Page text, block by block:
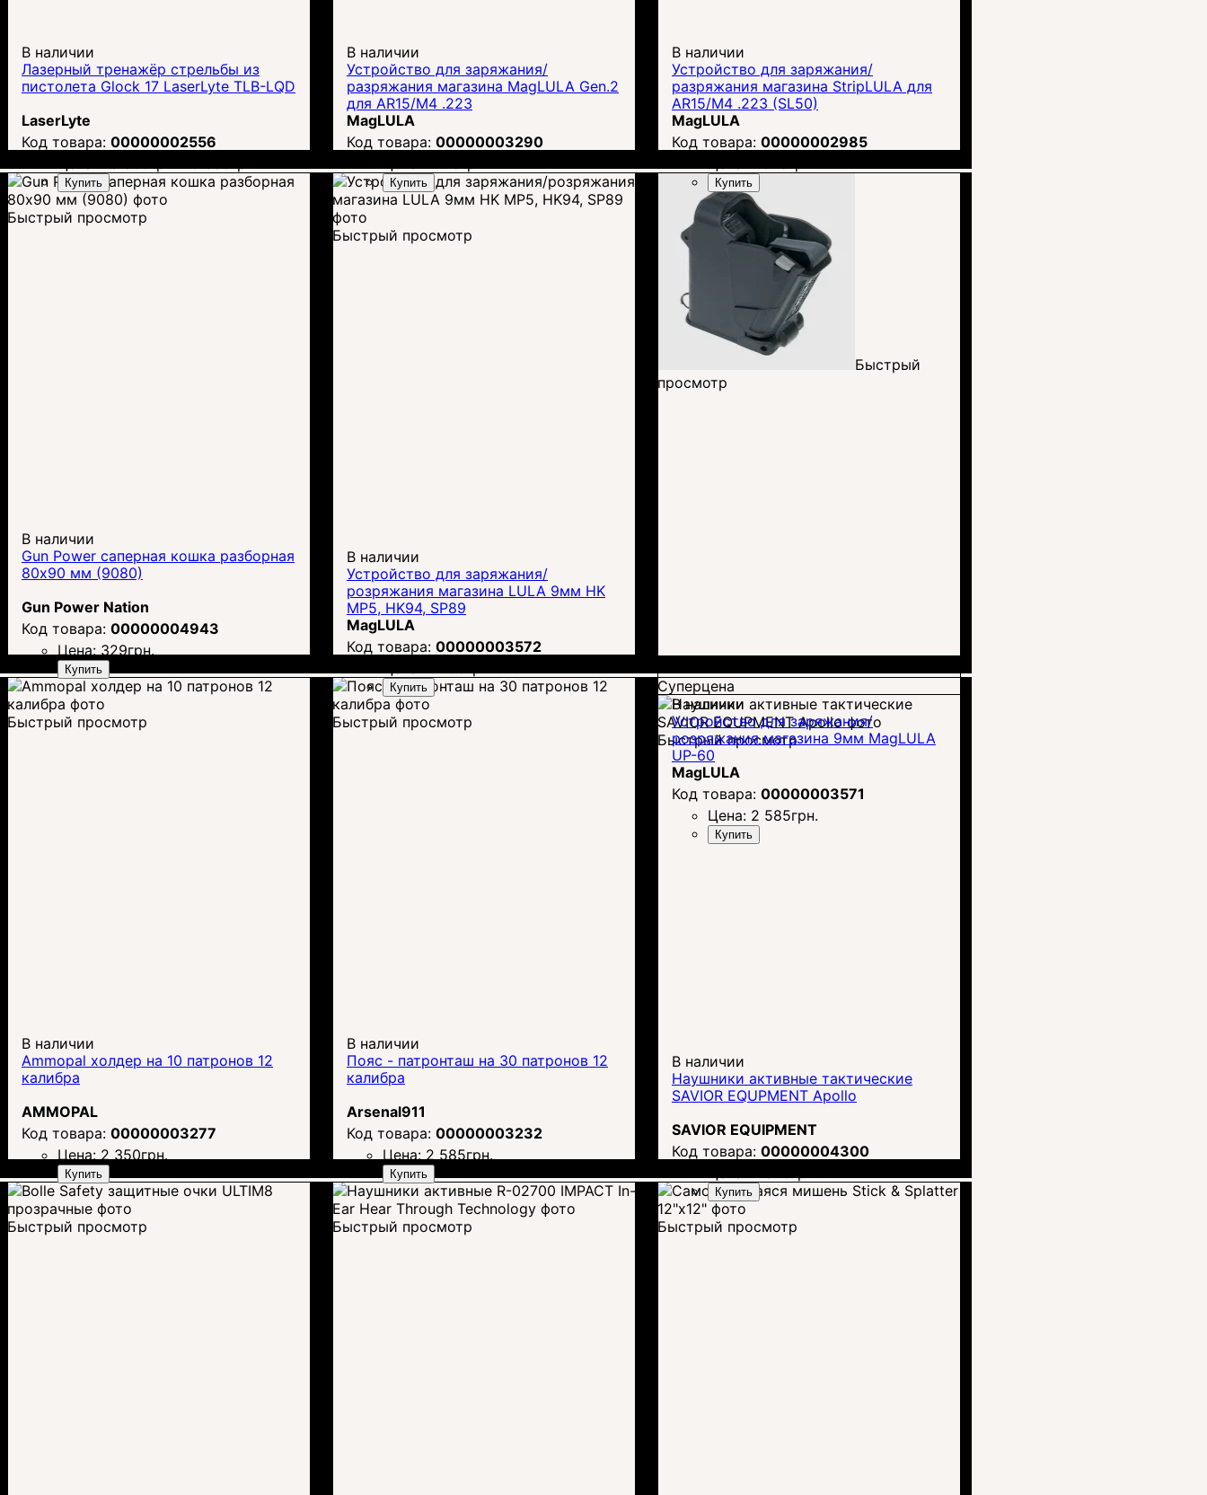
В наличии
Лазерный тренажёр стрельбы из
пистолета Glock 17 LaserLyte TLB-LQD
LaserLyte
00000002556
Купить
В наличии
Устройство для заряжания/
разряжания магазина MagLULA Gen.2
для AR15/M4 .223
MagLULA
00000003290
Купить
В наличии
Устройство для заряжания/
разряжания магазина StripLULA для
AR15/M4 .223 (SL50)
MagLULA
00000002985
Купить
Быстрый просмотр
В наличии
Gun Power саперная кошка разборная
80х90 мм (9080)
Gun Power Nation
00000004943
Цена: 329грн.
Купить
Быстрый просмотр
В наличии
Устройство для заряжания/
розряжания магазина LULA 9мм HK
MP5, HK94, SP89
MagLULA
00000003572
Купить
Быстрый
просмотр
В наличии
Устройство для заряжания/
розряжания магазина 9мм MagLULA
UP-60
MagLULA
00000003571
Цена: 2 585грн.
Купить
Быстрый просмотр
В наличии
Ammopal холдер на 10 патронов 12
калибра
AMMOPAL
00000003277
Цена: 2 350грн.
Купить
Быстрый просмотр
В наличии
Пояс - патронташ на 30 патронов 12
калибра
Arsenal911
00000003232
Цена: 2 585грн.
Купить
Суперцена
Быстрый просмотр
В наличии
Наушники активные тактические
SAVIOR EQUPMENT Apollo
SAVIOR EQUIPMENT
00000004300
Купить
Быстрый просмотр Быстрый просмотр Быстрый просмотр